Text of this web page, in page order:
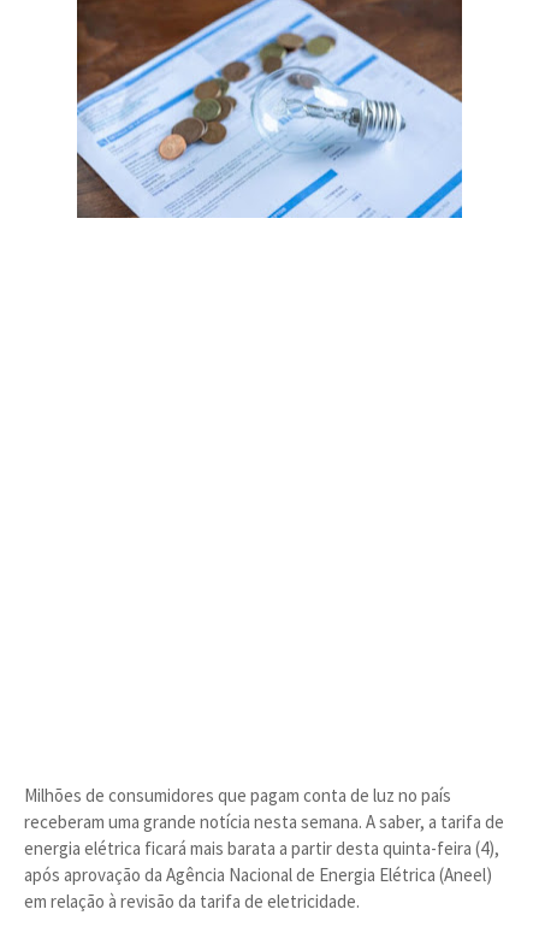
Milhões de consumidores que pagam conta de luz no país
receberam uma grande notícia nesta semana. A saber, a tarifa de
energia elétrica ficará mais barata a partir desta quinta-feira (4),
após aprovação da Agência Nacional de Energia Elétrica (Aneel)
em relação à revisão da tarifa de eletricidade.